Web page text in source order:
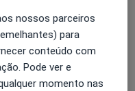
no tratamento da dor
Chinesa
nossos parceiros
para
conteúdo com
Pode ver e
momento nas